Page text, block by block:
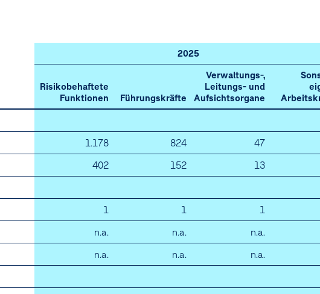
2025
Risikobehaftete
Funktionen
Führungskräfte
Verwaltungs-,
Leitungs- und
Aufsichtsorgane
1.178 824 47
402 152 13
1 1 1
n.a. n.a. n.a.
n.a. n.a. n.a.